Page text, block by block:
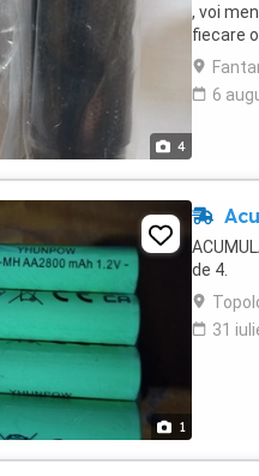
4
, voi
fiecare
6
1
de 4.
31